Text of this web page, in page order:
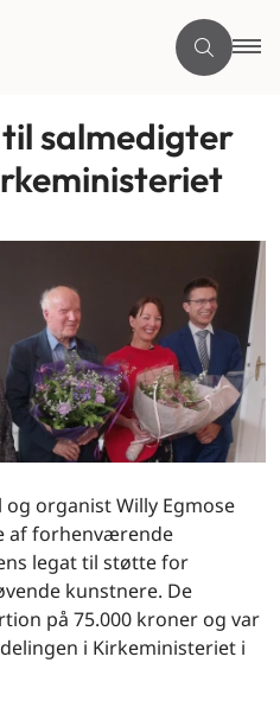
salmedigter
organist Willy Egmose
af forhenværende
legat til støtte for
kunstnere. De
på 75.000 kroner og var
i Kirkeministeriet i